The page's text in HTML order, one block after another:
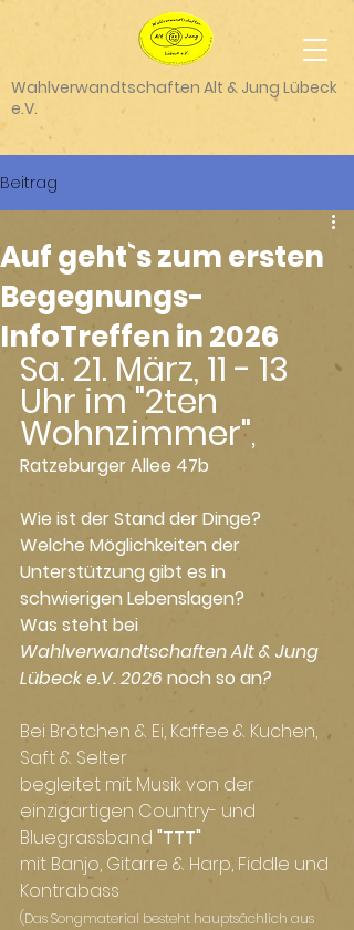
Wahlverwandtschaften Alt & Jung Lübeck
e.V.
Beitrag
Auf geht`s zum ersten
Begegnungs-
InfoTreffen in 2026
Sa. 21. März, 11 - 13
Uhr im "2ten
Wohnzimmer",
Ratzeburger Allee 47b
Wie ist der Stand der Dinge?
Welche Möglichkeiten der
Unterstützung gibt es in
schwierigen Lebenslagen?
Was steht bei
Wahlverwandtschaften Alt & Jung
Lübeck e.V. 2026 noch so an?
Bei Brötchen & Ei, Kaffee & Kuchen,
Saft & Selter
begleitet mit Musik von der
einzigartigen Country- und
Bluegrassband "TTT"
mit Banjo, Gitarre & Harp, Fiddle und
Kontrabass
(Das Songmaterial besteht hauptsächlich aus